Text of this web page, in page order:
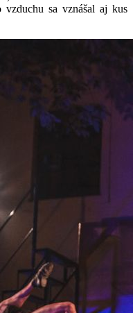
sa vznášal aj kus